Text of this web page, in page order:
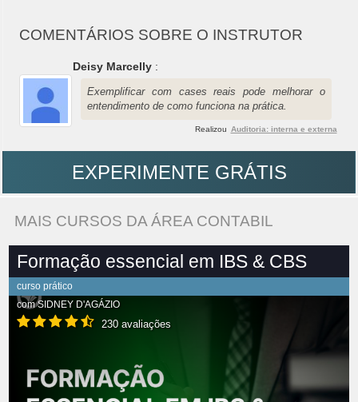
COMENTÁRIOS SOBRE O INSTRUTOR
Deisy Marcelly :
Exemplificar com cases reais pode melhorar o
entendimento de como funciona na prática.
Realizou Auditoria: interna e externa
EXPERIMENTE GRÁTIS
MAIS CURSOS DA ÁREA CONTABIL
Formação essencial em IBS & CBS
curso prático
comSIDNEY D'AGÁZIO
230 avaliações